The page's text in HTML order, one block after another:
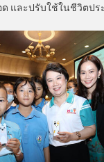
และปรับใช้ในชีวิตปร